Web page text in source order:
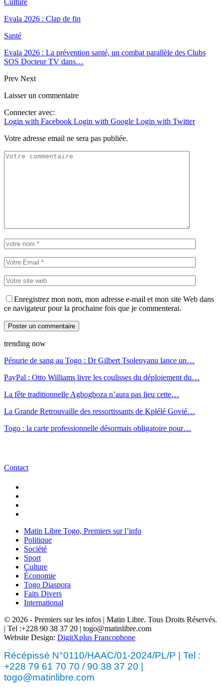
Culture
Evala 2026 : Clap de fin
Santé
Evala 2026 : La prévention santé, un combat parallèle des Clubs
SOS Docteur TV dans…
Prev Next
Laisser un commentaire
Connecter avec:
Login with Facebook Login with Google Login with Twitter
Votre adresse email ne sera pas publiée.
Enregistrez mon nom, mon adresse e-mail et mon site Web dans
ce navigateur pour la prochaine fois que je commenterai.
trending now
Pénurie de sang au Togo : Dr Gilbert Tsolenyanu lance un…
PayPal : Otto Williams livre les coulisses du déploiement du…
La fête traditionnelle Agbogboza n’aura pas lieu cette…
La Grande Retrouvaille des ressortissants de Kplélé Govié…
Togo : la carte professionnelle désormais obligatoire pour…
Contact
Matin Libre Togo, Premiers sur l’info
Politique
Société
Sport
Culture
Économie
Togo Diaspora
Faits Divers
International
© 2026 - Premiers sur les infos | Matin Libre. Tous Droits Réservés.
| Tel :+228 90 38 37 20 | togo@matinlibre.com
Website Design: DigitXplus Francophone
Récépissé N°0110/HAAC/01-2024/PL/P | Tel :
+228 79 61 70 70 / 90 38 37 20 |
togo@matinlibre.com